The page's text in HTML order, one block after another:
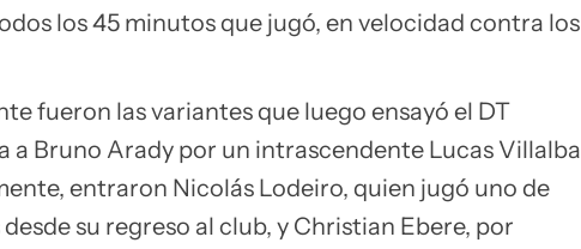
los 45 minutos que jugó, en velocidad contra los
fueron las variantes que luego ensayó el DT
a Bruno Arady por un intrascendente Lucas Villalba
entraron Nicolás Lodeiro, quien jugó uno de
su regreso al club, y Christian Ebere, por